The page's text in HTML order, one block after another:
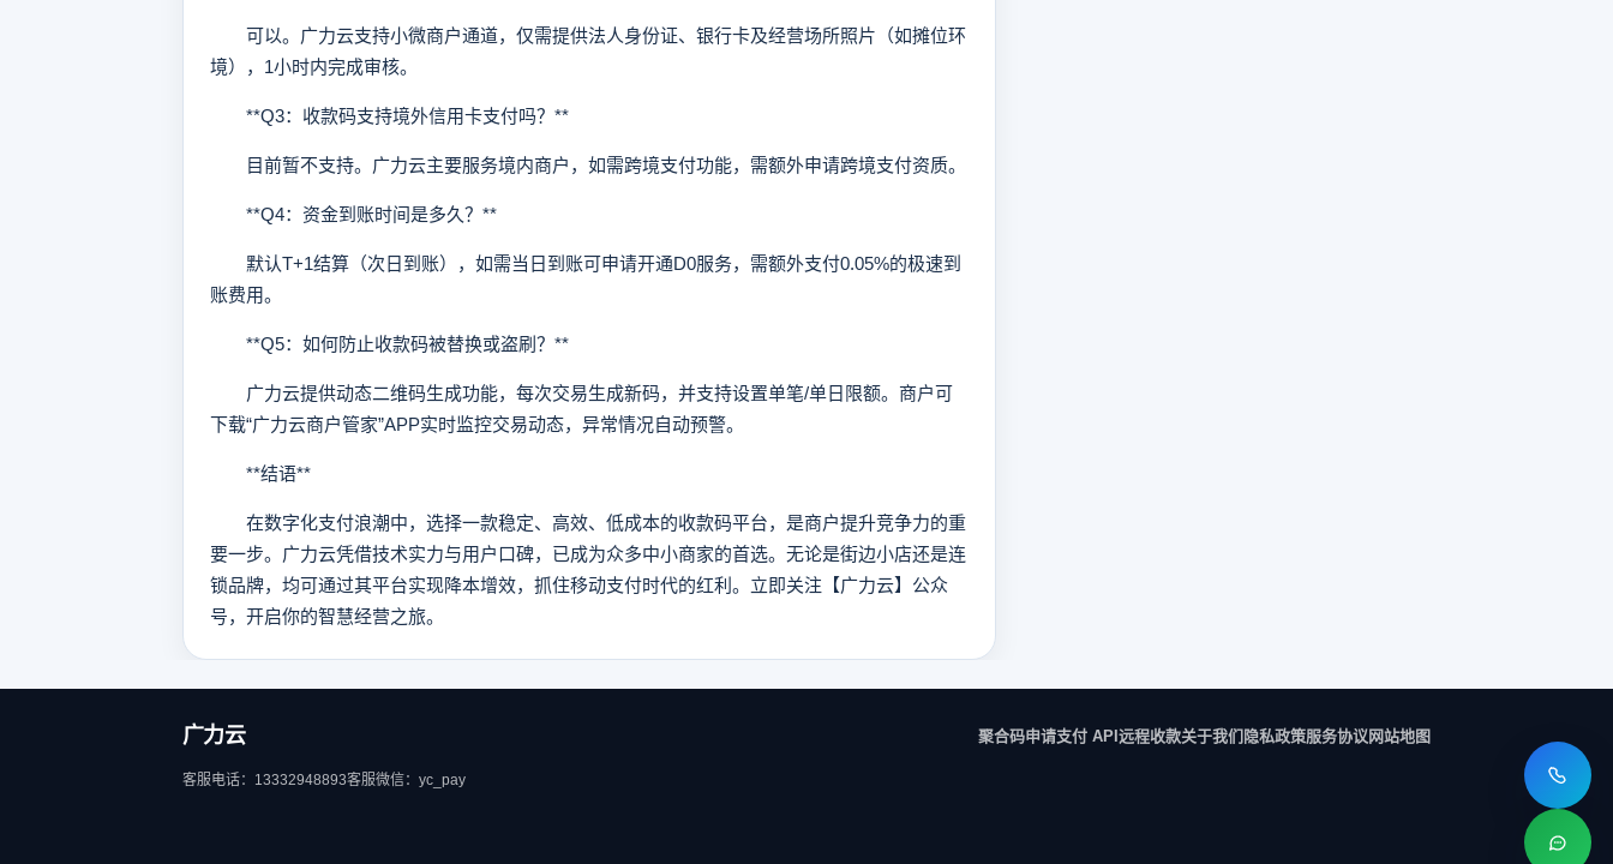
可以。广力云支持小微商户通道，仅需提供法人身份证、银行卡及经营场所照片（如摊位环
境），1小时内完成审核。
**Q3：收款码支持境外信用卡支付吗？**
目前暂不支持。广力云主要服务境内商户，如需跨境支付功能，需额外申请跨境支付资质。
**Q4：资金到账时间是多久？**
默认T+1结算（次日到账），如需当日到账可申请开通D0服务，需额外支付0.05%的极速到
账费用。
**Q5：如何防止收款码被替换或盗刷？**
广力云提供动态二维码生成功能，每次交易生成新码，并支持设置单笔/单日限额。商户可
下载“广力云商户管家”APP实时监控交易动态，异常情况自动预警。
**结语**
在数字化支付浪潮中，选择一款稳定、高效、低成本的收款码平台，是商户提升竞争力的重
要一步。广力云凭借技术实力与用户口碑，已成为众多中小商家的首选。无论是街边小店还是连
锁品牌，均可通过其平台实现降本增效，抓住移动支付时代的红利。立即关注【广力云】公众
号，开启你的智慧经营之旅。
广力云 聚合码申请支付 API远程收款关于我们隐私政策服务协议网站地图
客服电话：13332948893客服微信：yc_pay